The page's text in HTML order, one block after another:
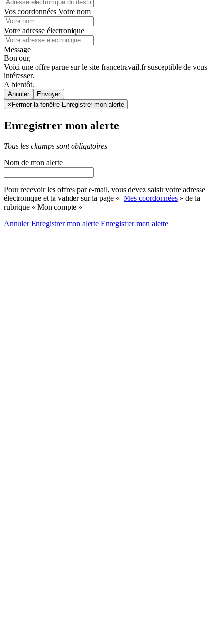
Vos coordonnées Votre nom
Votre adresse électronique
Message
Bonjour,
Voici une offre parue sur le site francetravail.fr susceptible de vous
intéresser.
A bientôt.
Annuler
× Fermer la fenêtre Enregistrer mon alerte
Enregistrer mon alerte
Tous les champs sont obligatoires
Nom de mon alerte
Pour recevoir les offres par e-mail, vous devez saisir votre adresse
électronique et la valider sur la page « Mes coordonnées » de la
rubrique « Mon compte »
AnnulerEnregistrer mon alerte Enregistrermon alerte